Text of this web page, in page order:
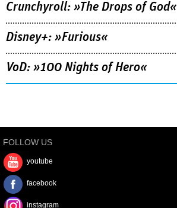
Crunchyroll: »The Drops of God«
Disney+: »Furious«
VoD: »100 Nights of Hero«
FOLLOW US
youtube
facebook
instagram